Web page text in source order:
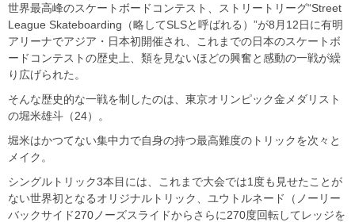
世界最高峰のスケートボードコンテスト、ストリートリーグ“Street
League Skateboarding（略してSLSと呼ばれる）”が8月12日に有明
アリーナでアジア・日本初開催され、これまでの日本のスケートボ
ードコンテストの歴史上、類を見ないほどの興奮と感動の一戦が繰
り広げられた。
そんな歴史的な一戦を制したのは、東京オリンピック金メダリスト
の堀米雄斗（24）。
堀米はかつてない集中力で自身の持つ最高難度のトリックを次々と
メイク。
シングルトリック3本目には、これまで大会では1度も見せたことが
ない世界初となるオリジナルトリック、ユウトルネード（ノーリー
バックサイド270ノーズスライドからさらに270度回転してレッジを